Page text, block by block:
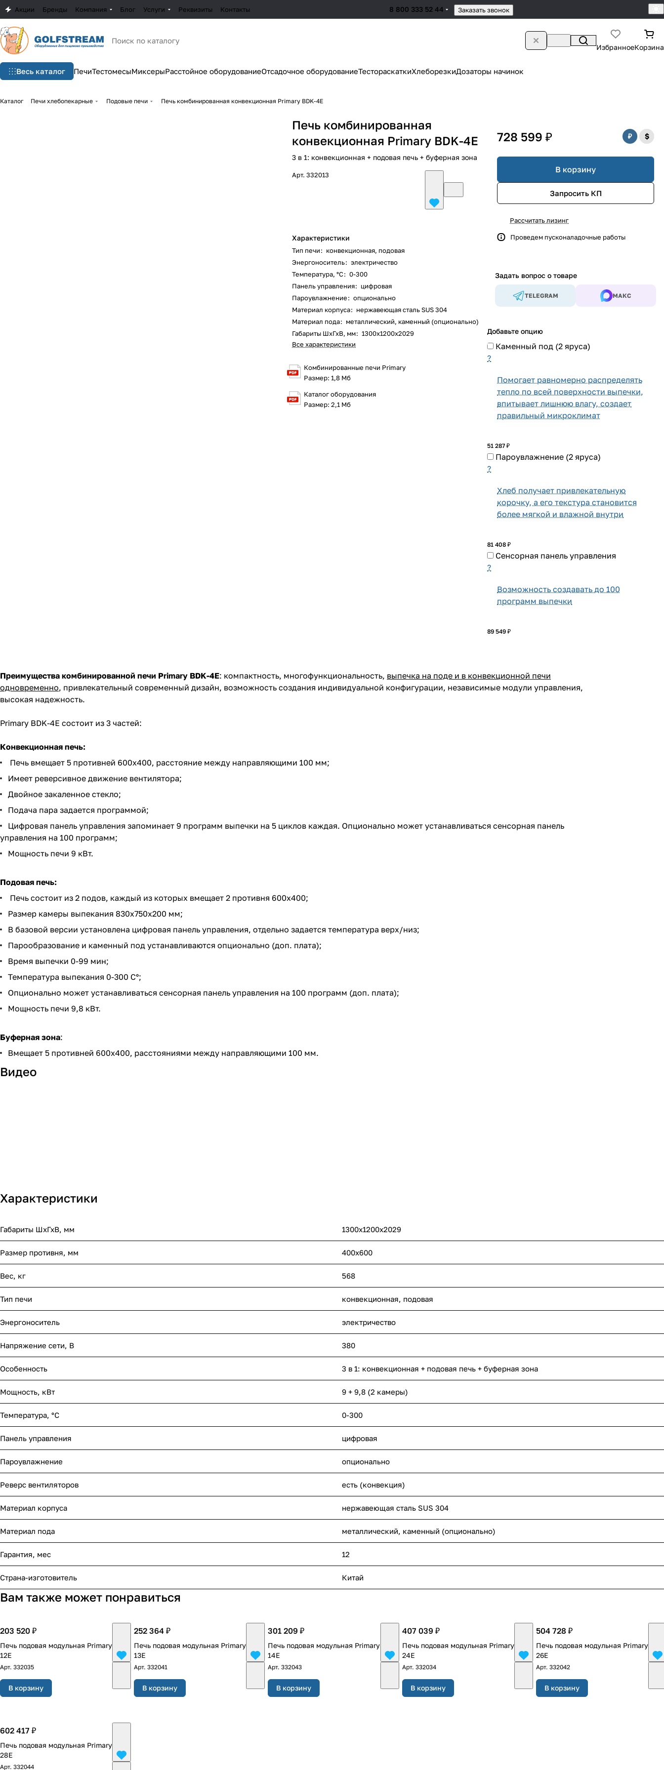
Акции Бренды Компания Блог Услуги Реквизиты Контакты 8 800 333 52 44 Заказать звонок
ИзбранноеКорзина
Весь каталог ПечиТестомесыМиксерыРасстойное оборудованиеОтсадочное оборудованиеТестораскаткиХлеборезкиДозаторы начинок
Каталог Печи хлебопекарные Подовые печи Печь комбинированная конвекционная Primary BDK-4E
Печь комбинированная
конвекционная Primary BDK-4E
3 в 1: конвекционная + подовая печь + буферная зона
Арт.332013
Характеристики
Тип печи: конвекционная, подовая
Энергоноситель: электричество
Температура, °С: 0-300
Панель управления: цифровая
Пароувлажнение: опционально
Материал корпуса: нержавеющая сталь SUS 304
Материал пода: металлический, каменный (опционально)
Габариты ШхГхВ, мм: 1300х1200х2029
Все характеристики
Комбинированные печи Primary
Размер: 1,8 Мб
Каталог оборудования
Размер: 2,1 Мб
728 599 ₽
В корзину
Запросить КП
Рассчитать лизинг
Проведем пусконаладочные работы
Задать вопрос о товаре
TELEGRAM МАКС
Добавьте опцию
Каменный под (2 яруса)
?
Помогает равномерно распределять
тепло по всей поверхности выпечки,
впитывает лишнюю влагу, создает
правильный микроклимат
51 287 ₽
Пароувлажнение (2 яруса)
?
Хлеб получает привлекательную
корочку, а его текстура становится
более мягкой и влажной внутри
81 408 ₽
Сенсорная панель управления
?
Возможность создавать до 100
программ выпечки
89 549 ₽
Преимущества комбинированной печи Primary BDK-4E: компактность, многофункциональность, выпечка на поде и в конвекционной печи
одновременно, привлекательный современный дизайн, возможность создания индивидуальной конфигурации, независимые модули управления,
высокая надежность.
Primary BDK-4E состоит из 3 частей:
Конвекционная печь:
Печь вмещает 5 противней 600х400, расстояние между направляющими 100 мм;
Имеет реверсивное движение вентилятора;
Двойное закаленное стекло;
Подача пара задается программой;
Цифровая панель управления запоминает 9 программ выпечки на 5 циклов каждая. Опционально может устанавливаться сенсорная панель
управления на 100 программ;
Мощность печи 9 кВт.
Подовая печь:
Печь состоит из 2 подов, каждый из которых вмещает 2 противня 600х400;
Размер камеры выпекания 830х750х200 мм;
В базовой версии установлена цифровая панель управления, отдельно задается температура верх/низ;
Парообразование и каменный под устанавливаются опционально (доп. плата);
Время выпечки 0-99 мин;
Температура выпекания 0-300 C°;
Опционально может устанавливаться сенсорная панель управления на 100 программ (доп. плата);
Мощность печи 9,8 кВт.
Буферная зона:
Вмещает 5 противней 600х400, расстояниями между направляющими 100 мм.
Видео
Характеристики
Габариты ШхГхВ, мм 1300х1200х2029
Размер противня, мм 400х600
Вес, кг 568
Тип печи конвекционная, подовая
Энергоноситель электричество
Напряжение сети, В 380
Особенность 3 в 1: конвекционная + подовая печь + буферная зона
Мощность, кВт 9 + 9,8 (2 камеры)
Температура, °С 0-300
Панель управления цифровая
Пароувлажнение опционально
Реверс вентиляторов есть (конвекция)
Материал корпуса нержавеющая сталь SUS 304
Материал пода металлический, каменный (опционально)
Гарантия, мес 12
Страна-изготовитель Китай
Вам также может понравиться
203 520 ₽
Печь подовая модульная Primary PP-
12E
Арт. 332035
В корзину
252 364 ₽
Печь подовая модульная Primary PP-
13E
Арт.332041
В корзину
301 209 ₽
Печь подовая модульная Primary PP-
14E
Арт.332043
В корзину
407 039 ₽
Печь подовая модульная Primary PP-
24E
Арт. 332034
В корзину
504 728 ₽
Печь подовая модульная Primary PP-
26E
Арт. 332042
В корзину
602 417 ₽
Печь подовая модульная Primary PP-
28E
Арт. 332044